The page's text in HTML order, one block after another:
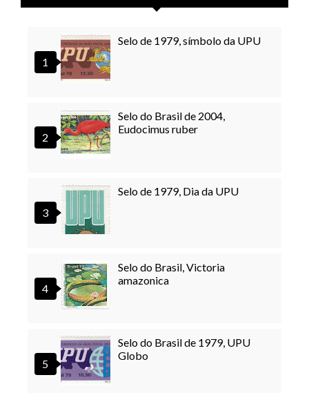
Selo de 1979, símbolo da UPU
Selo do Brasil de 2004,
Eudocimus ruber
Selo de 1979, Dia da UPU
Selo do Brasil, Victoria
amazonica
Selo do Brasil de 1979, UPU
Globo